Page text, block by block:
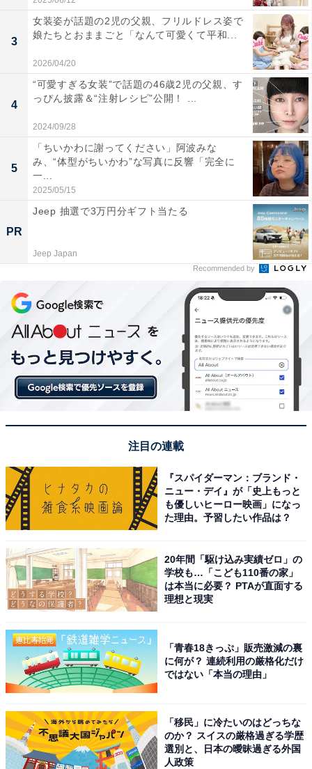
3
女装姿が話題の2児の父親、フリルドレス姿で
娘たちとおままごと「なんて可愛くて平和...
2026/04/20
4
“可愛すぎる女装”で話題の46歳2児の父親、す
っぴん披露＆“注射レシピ”公開！ ...
2024/09/28
5
「ちいかわに謝ってください」阿波みな
み、“体型がちいかわ”な写真に反響「完全に
一...
2025/05/15
PR
Jeep 抽選で3万円分ギフト当たる
Jeep Japan
Recommended by
注目の連載
『スパイダーマン：ブランド・
ニュー・デイ』が「史上もっと
も優しいヒーロー映画」になっ
た理由。予習したい作品は？
20年間「駆け込み実績ゼロ」の
学校も…「こども110番の家」
は本当に必要？ PTAが直面する
理想と現実
「青春18きっぷ」販売激減の裏
に何が？ 連続利用の厳格化だけ
ではない「本当の理由」
「移民」に冷たいのはどっちな
のか？ スイスの厳格過ぎる学歴
選別と、日本の曖昧過ぎる外国
人政策